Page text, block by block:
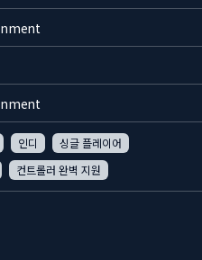
인디
싱글 플레이어
컨트롤러 완벽 지원